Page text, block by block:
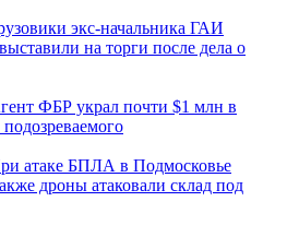
экс-начальника ГАИ
на торги после дела о
ФБР украл почти $1 млн в
атаке БПЛА в Подмосковье
дроны атаковали склад под